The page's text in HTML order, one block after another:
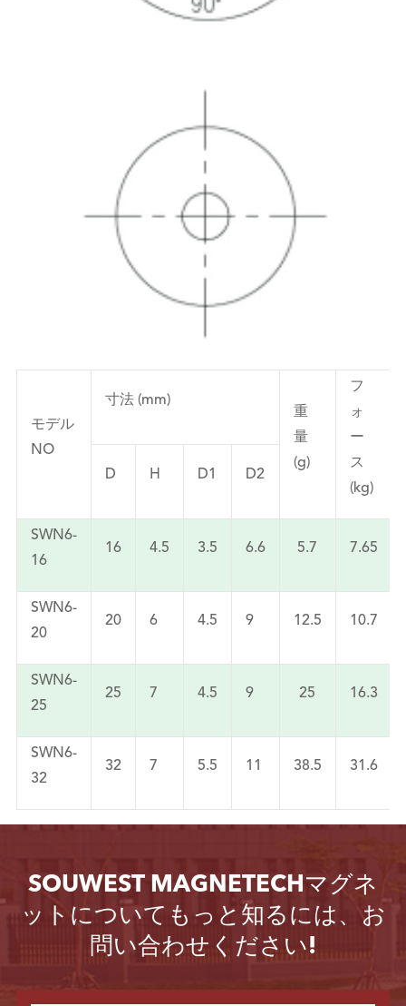
モデル
NO
寸法 (mm)
重
量
(g)
フ
ォ
ー
ス
(kg)
D H D1 D2
SWN6-
16
16 4.5 3.5 6.6 5.7 7.65
SWN6-
20
20 6 4.5 9 12.5 10.7
SWN6-
25
25 7 4.5 9 25 16.3
SWN6-
32
32 7 5.5 11 38.5 31.6
SOUWEST MAGNETECHマグネ
ットについてもっと知るには、お
問い合わせください!